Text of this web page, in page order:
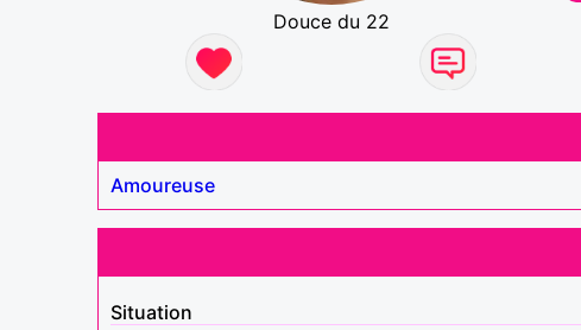
Douce du 22
Amoureuse
Situation